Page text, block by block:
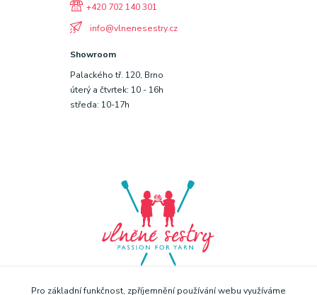
+420 702 140 301
info@vlnenesestry.cz
Showroom
Palackého tř. 120, Brno
úterý a čtvrtek: 10 - 16h
středa: 10-17h
Pro základní funkčnost, zpříjemnění používání webu využíváme